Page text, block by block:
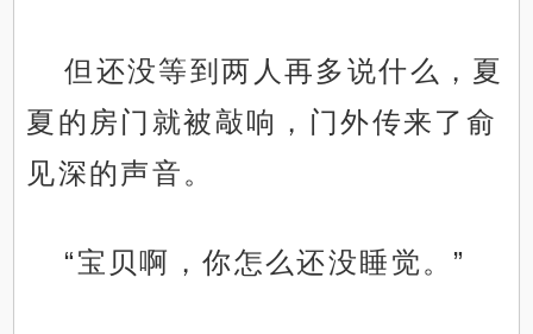
但还没等到两人再多说什么，夏
夏的房门就被敲响，门外传来了俞
见深的声音。
“宝贝啊，你怎么还没睡觉。”